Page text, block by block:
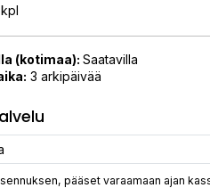
(kotimaa): Saatavilla
3 arkipäivää
pääset varaamaan ajan